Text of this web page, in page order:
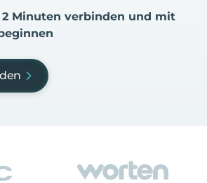
Minuten verbinden und mit